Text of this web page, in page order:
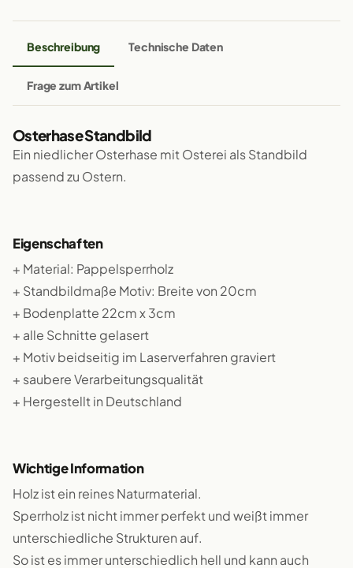
Beschreibung Technische Daten
Frage zum Artikel
Osterhase Standbild
Ein niedlicher Osterhase mit Osterei als Standbild
passend zu Ostern.
Eigenschaften
+ Material: Pappelsperrholz
+ Standbildmaße Motiv: Breite von 20cm
+ Bodenplatte 22cm x 3cm
+ alle Schnitte gelasert
+ Motiv beidseitig im Laserverfahren graviert
+ saubere Verarbeitungsqualität
+ Hergestellt in Deutschland
Wichtige Information
Holz ist ein reines Naturmaterial.
Sperrholz ist nicht immer perfekt und weißt immer
unterschiedliche Strukturen auf.
So ist es immer unterschiedlich hell und kann auch